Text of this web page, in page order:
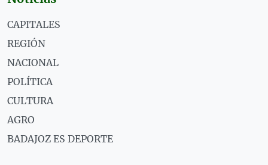
CAPITALES
REGIÓN
NACIONAL
POLÍTICA
CULTURA
AGRO
BADAJOZ ES DEPORTE